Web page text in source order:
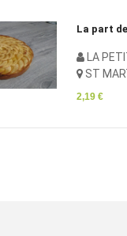
La part de
LA PETITE
ST
2,19 €